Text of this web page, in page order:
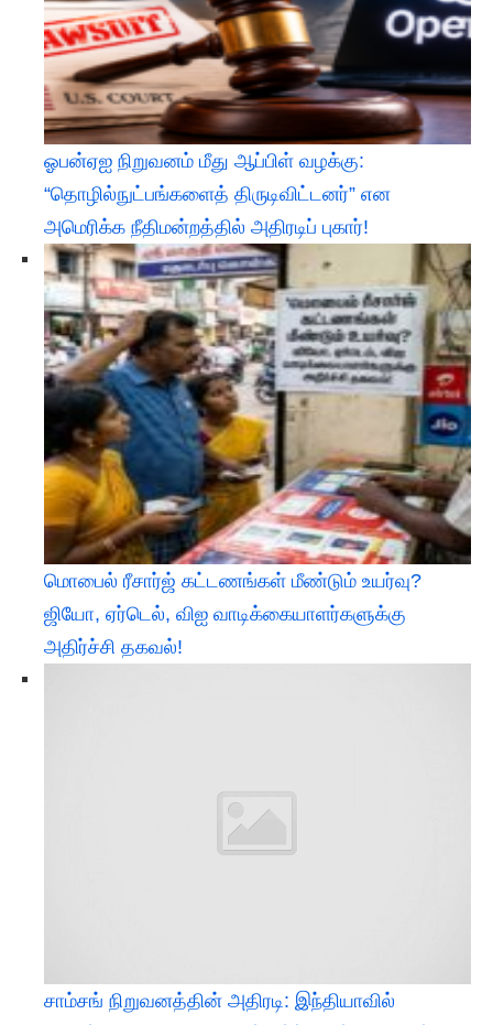
ஓபன்ஏஐ நிறுவனம் மீது ஆப்பிள் வழக்கு:
“தொழில்நுட்பங்களைத் திருடிவிட்டனர்” என
அமெரிக்க நீதிமன்றத்தில் அதிரடிப் புகார்!
மொபைல் ரீசார்ஜ் கட்டணங்கள் மீண்டும் உயர்வு?
ஜியோ, ஏர்டெல், விஐ வாடிக்கையாளர்களுக்கு
அதிர்ச்சி தகவல்!
சாம்சங் நிறுவனத்தின் அதிரடி: இந்தியாவில்